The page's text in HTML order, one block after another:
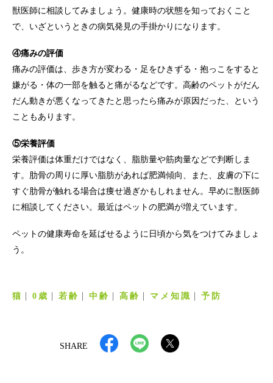
獣医師に相談してみましょう。健康時の状態を知っておくこと
で、いざというときの病気発見の手掛かりになります。
④痛みの評価
痛みの評価は、歩き方が変わる・足をひきずる・抱っこをすると
嫌がる・体の一部を触ると痛がるなどです。高齢のペットがだん
だん動きが悪くなってきたと思ったら痛みが原因だった、という
こともあります。
⑤栄養評価
栄養評価は体重だけではなく、脂肪量や筋肉量などで判断しま
す。肋骨の周りに厚い脂肪があれば肥満傾向、また、皮膚の下に
すぐ肋骨が触れる場合は痩せ過ぎかもしれません。早めに獣医師
に相談してください。最近はペットの肥満が増えています。
ペットの健康寿命を延ばせるように日頃から気をつけてみましょ
う。
猫 0歳 若齢 中齢 高齢 マメ知識 予防
SHARE